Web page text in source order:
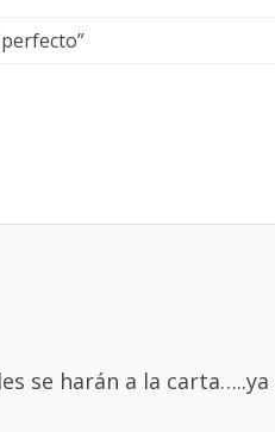
”
se harán a la carta…..ya